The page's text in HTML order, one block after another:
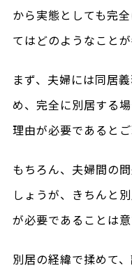
から実態としても完
てはどのようなこと
まず、夫婦には同居
め、完全に別居する
理由が必要であるとご
もちろん、夫婦間の
しょうが、きちんと
が必要であることは
別居の経緯で揉めて